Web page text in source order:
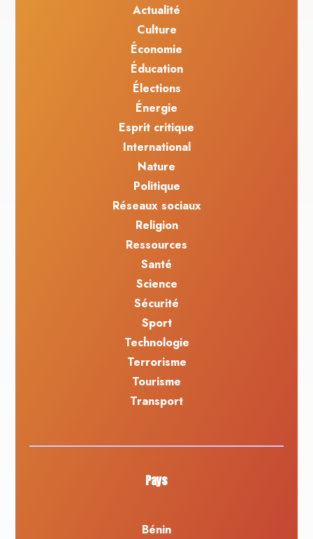
Actualité
Culture
Économie
Éducation
Élections
Énergie
Esprit critique
International
Nature
Politique
Réseaux sociaux
Religion
Ressources
Santé
Science
Sécurité
Sport
Technologie
Terrorisme
Tourisme
Transport
Pays
Bénin